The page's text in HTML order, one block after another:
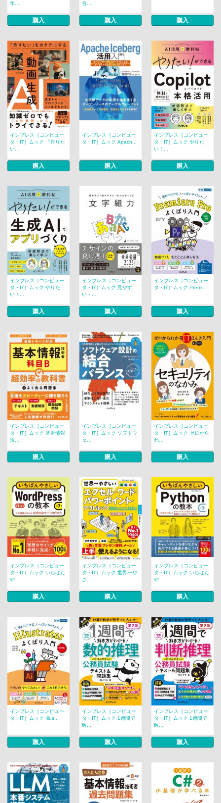
年...
購入
合...
購入 購入
インプレス［コンピュー
タ・IT］ムック 「作りた
い...
購入
インプレス［コンピュー
タ・IT］ムック Apach...
購入
インプレス［コンピュー
タ・IT］ムック やりた
い！...
購入
インプレス［コンピュー
タ・IT］ムック やりた
い！...
購入
インプレス［コンピュー
タ・IT］ムック 見やす
い・...
購入
インプレス［コンピュー
タ・IT］ムック Premi...
購入
インプレス［コンピュー
タ・IT］ムック 基本情報
技...
購入
インプレス［コンピュー
タ・IT］ムック ソフトウ
ェ...
購入
インプレス［コンピュー
タ・IT］ムック ゼロから
わ...
購入
インプレス［コンピュー
タ・IT］ムック いちばん
や...
購入
インプレス［コンピュー
タ・IT］ムック 世界一や
さ...
購入
インプレス［コンピュー
タ・IT］ムック いちばん
や...
購入
インプレス［コンピュー
タ・IT］ムック Illus...
購入
インプレス［コンピュー
タ・IT］ムック 1週間で
解...
購入
インプレス［コンピュー
タ・IT］ムック 1週間で
解...
購入